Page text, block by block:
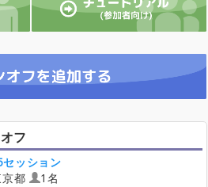
フ
ッション
都
1名